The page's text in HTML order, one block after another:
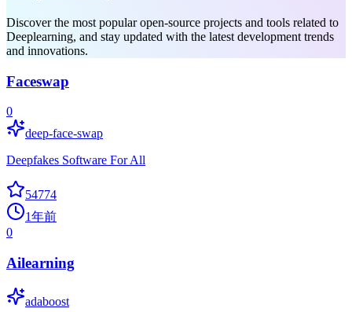
Discover the most popular open-source projects and tools related to
Deeplearning, and stay updated with the latest development trends
and innovations.
Faceswap
0
deep-face-swap
Deepfakes Software For All
54774
1年前
0
Ailearning
adaboost